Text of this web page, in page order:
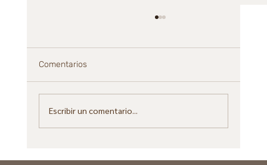
Comentarios
Escribir un comentario...